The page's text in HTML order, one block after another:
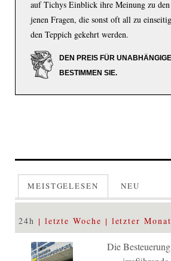
auf Tichys Einblick ihre Meinung zu
jenen Fragen, die sonst oft all zu
den Teppich gekehrt werden.
DEN PREIS FÜR
BESTIMMEN SIE.
MEISTGELESEN NEU
24h letzte Woche letzter Monat
Die